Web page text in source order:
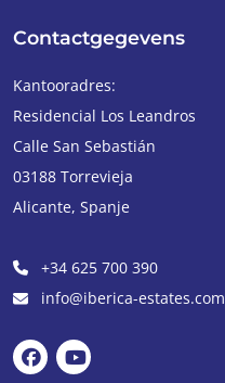
Contactgegevens
Kantooradres:
Residencial Los Leandros
Calle San Sebastián
03188 Torrevieja
Alicante, Spanje
+34 625 700 390
info@iberica-estates.com